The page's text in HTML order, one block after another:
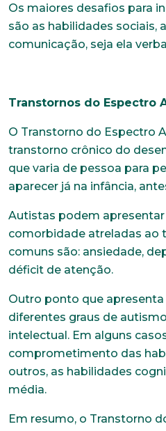
Os maiores desafios para
são as habilidades sociais,
comunicação, seja ela
Transtornos do Espectro
O Transtorno do Espectro
transtorno crônico do
que varia de pessoa para
aparecer já na infância,
Autistas podem
comorbidade atreladas ao
comuns são: ansiedade,
déficit de atenção.
Outro ponto que
diferentes graus de
intelectual. Em alguns
comprometimento das
outros, as habilidades
média.
Em resumo, o Transtorno